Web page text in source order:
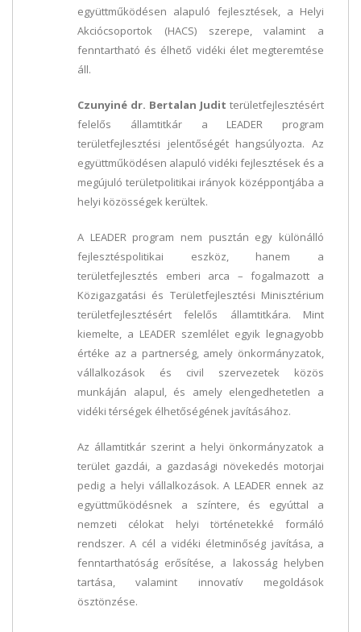
együttműködésen alapuló fejlesztések, a Helyi
Akciócsoportok (HACS) szerepe, valamint a
fenntartható és élhető vidéki élet megteremtése
áll.
Czunyiné dr. Bertalan Judit területfejlesztésért
felelős államtitkár a LEADER program
területfejlesztési jelentőségét hangsúlyozta. Az
együttműködésen alapuló vidéki fejlesztések és a
megújuló területpolitikai irányok középpontjába a
helyi közösségek kerültek.
A LEADER program nem pusztán egy különálló
fejlesztéspolitikai eszköz, hanem a
területfejlesztés emberi arca – fogalmazott a
Közigazgatási és Területfejlesztési Minisztérium
területfejlesztésért felelős államtitkára. Mint
kiemelte, a LEADER szemlélet egyik legnagyobb
értéke az a partnerség, amely önkormányzatok,
vállalkozások és civil szervezetek közös
munkáján alapul, és amely elengedhetetlen a
vidéki térségek élhetőségének javításához.
Az államtitkár szerint a helyi önkormányzatok a
terület gazdái, a gazdasági növekedés motorjai
pedig a helyi vállalkozások. A LEADER ennek az
együttműködésnek a színtere, és egyúttal a
nemzeti célokat helyi történetekké formáló
rendszer. A cél a vidéki életminőség javítása, a
fenntarthatóság erősítése, a lakosság helyben
tartása, valamint innovatív megoldások
ösztönzése.